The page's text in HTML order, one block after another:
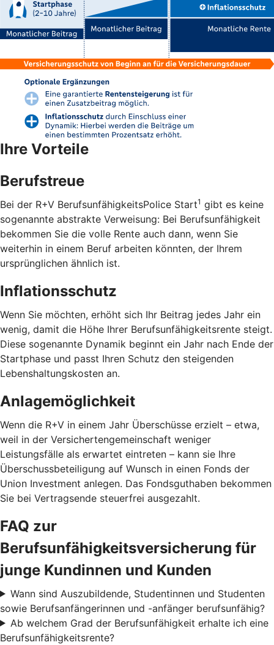
Ihre Vorteile
Berufstreue
Bei der R+V BerufsunfähigkeitsPolice Start1 gibt es keine
sogenannte abstrakte Verweisung: Bei Berufsunfähigkeit
bekommen Sie die volle Rente auch dann, wenn Sie
weiterhin in einem Beruf arbeiten könnten, der Ihrem
ursprünglichen ähnlich ist.
Inflationsschutz
Wenn Sie möchten, erhöht sich Ihr Beitrag jedes Jahr ein
wenig, damit die Höhe Ihrer Berufsunfähigkeitsrente steigt.
Diese sogenannte Dynamik beginnt ein Jahr nach Ende der
Startphase und passt Ihren Schutz den steigenden
Lebenshaltungskosten an.
Anlagemöglichkeit
Wenn die R+V in einem Jahr Überschüsse erzielt – etwa,
weil in der Versichertengemeinschaft weniger
Leistungsfälle als erwartet eintreten – kann sie Ihre
Überschussbeteiligung auf Wunsch in einen Fonds der
Union Investment anlegen. Das Fondsguthaben bekommen
Sie bei Vertragsende steuerfrei ausgezahlt.
FAQ zur
Berufsunfähigkeitsversicherung für
junge Kundinnen und Kunden
Wann sind Auszubildende, Studentinnen und Studenten
sowie Berufsanfängerinnen und -anfänger berufsunfähig?
Ab welchem Grad der Berufsunfähigkeit erhalte ich eine
Berufsunfähigkeitsrente?